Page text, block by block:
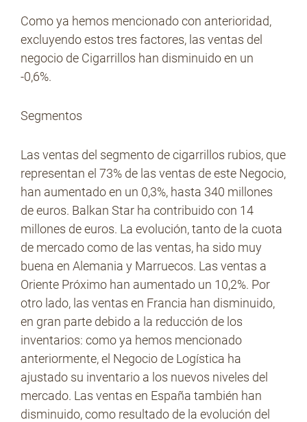
Como ya hemos mencionado con anterioridad,
excluyendo estos tres factores, las ventas del
negocio de Cigarrillos han disminuido en un
-0,6%.
Segmentos
Las ventas del segmento de cigarrillos rubios, que
representan el 73% de las ventas de este Negocio,
han aumentado en un 0,3%, hasta 340 millones
de euros. Balkan Star ha contribuido con 14
millones de euros. La evolución, tanto de la cuota
de mercado como de las ventas, ha sido muy
buena en Alemania y Marruecos. Las ventas a
Oriente Próximo han aumentado un 10,2%. Por
otro lado, las ventas en Francia han disminuido,
en gran parte debido a la reducción de los
inventarios: como ya hemos mencionado
anteriormente, el Negocio de Logística ha
ajustado su inventario a los nuevos niveles del
mercado. Las ventas en España también han
disminuido, como resultado de la evolución del